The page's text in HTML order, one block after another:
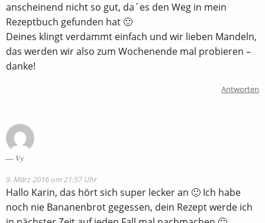
anscheinend nicht so gut, da´es den Weg in mein
Rezeptbuch gefunden hat 🙂
Deines klingt verdammt einfach und wir lieben Mandeln,
das werden wir also zum Wochenende mal probieren –
danke!
Antworten
Vy
9. März 2016 um 21:57 Uhr
Hallo Karin, das hört sich super lecker an 🙂 Ich habe
noch nie Bananenbrot gegessen, dein Rezept werde ich